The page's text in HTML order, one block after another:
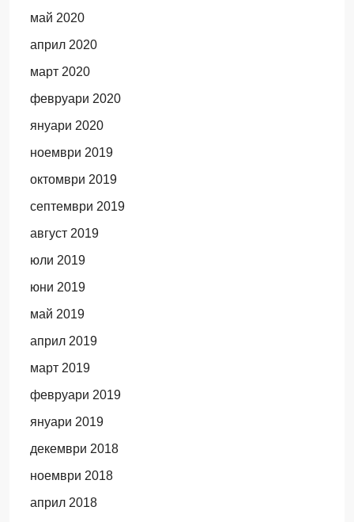
май 2020
април 2020
март 2020
февруари 2020
януари 2020
ноември 2019
октомври 2019
септември 2019
август 2019
юли 2019
юни 2019
май 2019
април 2019
март 2019
февруари 2019
януари 2019
декември 2018
ноември 2018
април 2018